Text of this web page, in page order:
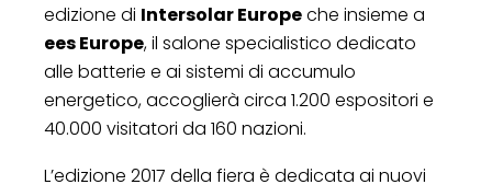
edizione di Intersolar Europeche insieme a
ees Europe, il salone specialistico dedicato
alle batterie e ai sistemi di accumulo
energetico, accoglierà circa 1.200 espositori e
40.000 visitatori da 160 nazioni.
L’edizione 2017 della fiera è dedicata ai nuovi